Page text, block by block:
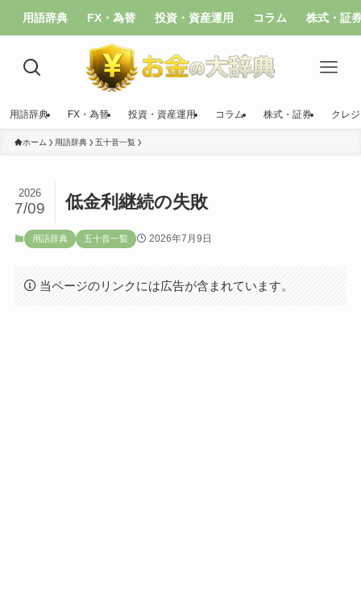
用語辞典 FX・為替 投資・資産運用 コラム 株式・証
用語辞典 FX・為替 投資・資産運用 コラム 株式・証券 クレ
ホーム 用語辞典 五十音一覧
低金利継続の失敗
2026
7/09
用語辞典 五十音一覧 2026年7月9日
当ページのリンクには広告が含まれています。